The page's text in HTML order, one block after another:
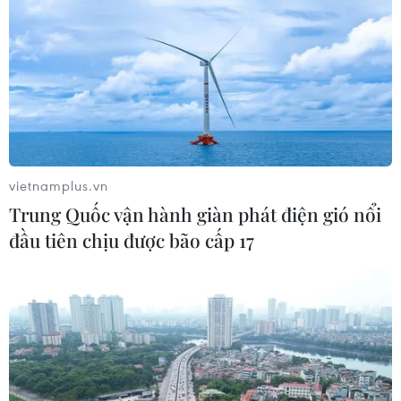
Cục diện ASEAN Cup 2026: Kịch bản
đưa đội tuyển Việt Nam vào bán kết
02/08/2026 02:56
CƠ QUAN CHỦ QUẢN: THÔNG TẤN XÃ VIỆT NAM
Tổng Biên tập: TRẦN TIẾN DUẨN
Phó Tổng Biên tập: NGUYỄN THỊ TÁM, KHÚC THANH
vietnamplus.vn
Trung Quốc vận hành giàn phát điện gió nổi
đầu tiên chịu được bão cấp 17